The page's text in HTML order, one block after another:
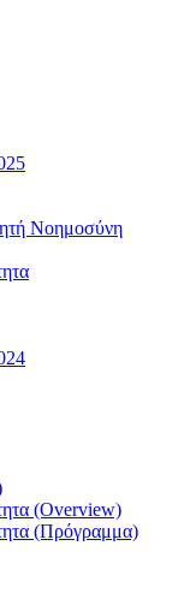
Νοημοσύνη
(Overview)
(Πρόγραμμα)